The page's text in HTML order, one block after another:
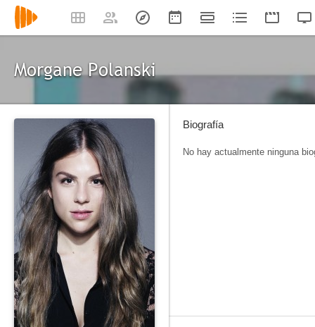
Morgane Polanski
Biografía
No hay actualmente ninguna